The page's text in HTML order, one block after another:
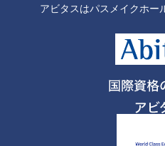
アビタスはパスメイクホー